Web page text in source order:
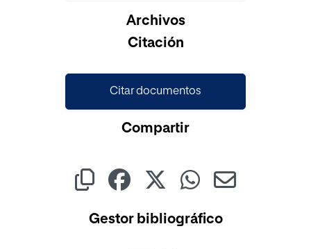
Archivos
Citación
Citar documentos
Compartir
Gestor bibliográfico